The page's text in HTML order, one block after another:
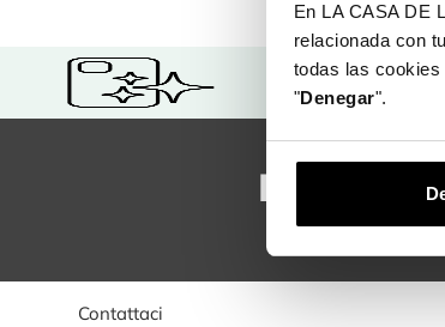
En LA CASA DE
relacionada con
todas las cookies
"Denegar".
Spedizione
gratuita in
negozio
Rimani
Contattaci